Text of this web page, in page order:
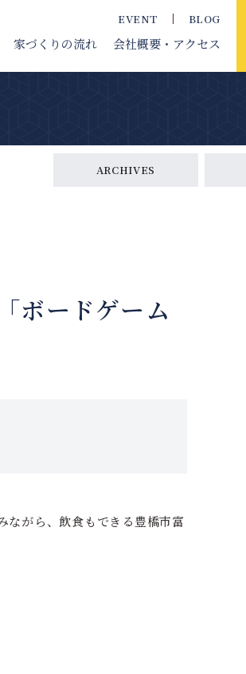
家づくりの流れ 会社概要 ・アクセス
EVENT BLOG
ARCHIVES
ボードゲーム
ながら、飲食もできる豊橋市富